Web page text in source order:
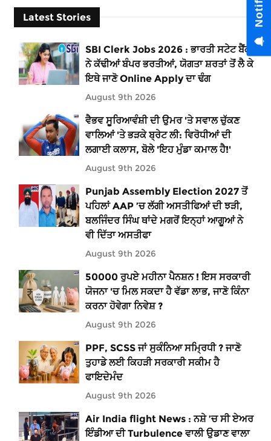
Latest Stories
SBI Clerk Jobs 2026 : ਭਾਰਤੀ ਸਟੇਟ ਬੈਂਕ
ਨੇ ਕੱਢੀਆਂ ਬੰਪਰ ਭਰਤੀਆਂ, ਯੋਗਤਾ ਸ਼ਰਤਾਂ ਤੋਂ ਲੈ ਕੇ
ਇਥੇ ਜਾਣੋ Online Apply ਦਾ ਢੰਗ
August 9th 2026
ਵੈਭਵ ਸੂਰਿਆਵੰਸ਼ੀ ਦੀ ਉਮਰ 'ਤੇ ਸਵਾਲ ਚੁੱਕਣ
ਵਾਲਿਆਂ 'ਤੇ ਭੜਕੇ ਬ੍ਰੇਟ ਲੀ: ਵਿਰੋਧੀਆਂ ਦੀ
ਲਗਾਈ ਕਲਾਸ, ਬੋਲੇ 'ਇਹ ਮੁੰਡਾ ਕਮਾਲ ਹੈ!'
August 9th 2026
Punjab Assembly Election 2027 ਤੋਂ
ਪਹਿਲਾਂ AAP ’ਚ ਲੱਗੀ ਅਸਤੀਫਿਆਂ ਦੀ ਝੜੀ,
ਬਲਜਿੰਦਰ ਸਿੰਘ ਥਾਂਦੇ ਮਗਰੋਂ ਇਨ੍ਹਾਂ ਆਗੂਆਂ ਨੇ
ਵੀ ਦਿੱਤਾ ਅਸਤੀਫਾ
August 9th 2026
50000 ਰੁਪਏ ਮਹੀਨਾ ਪੈਨਸ਼ਨ ! ਇਸ ਸਰਕਾਰੀ
ਯੋਜਨਾ 'ਚ ਮਿਲ ਸਕਦਾ ਹੈ ਵੱਡਾ ਲਾਭ, ਜਾਣੋ ਕਿੰਨਾ
ਕਰਨਾ ਹੋਵੇਗਾ ਨਿਵੇਸ਼ ?
August 9th 2026
PPF, SCSS ਜਾਂ ਸੁਕੰਨਿਆ ਸਮ੍ਰਿਧੀ ? ਜਾਣੋ
ਤੁਹਾਡੇ ਲਈ ਕਿਹੜੀ ਸਰਕਾਰੀ ਸਕੀਮ ਹੈ
ਫਾਇਦੇਮੰਦ
August 9th 2026
Air India flight News : ਨਸ਼ੇ ’ਚ ਸੀ ਏਅਰ
ਇੰਡੀਆ ਦੀ Turbulence ਵਾਲੀ ਉਡਾਣ ਵਾਲਾ